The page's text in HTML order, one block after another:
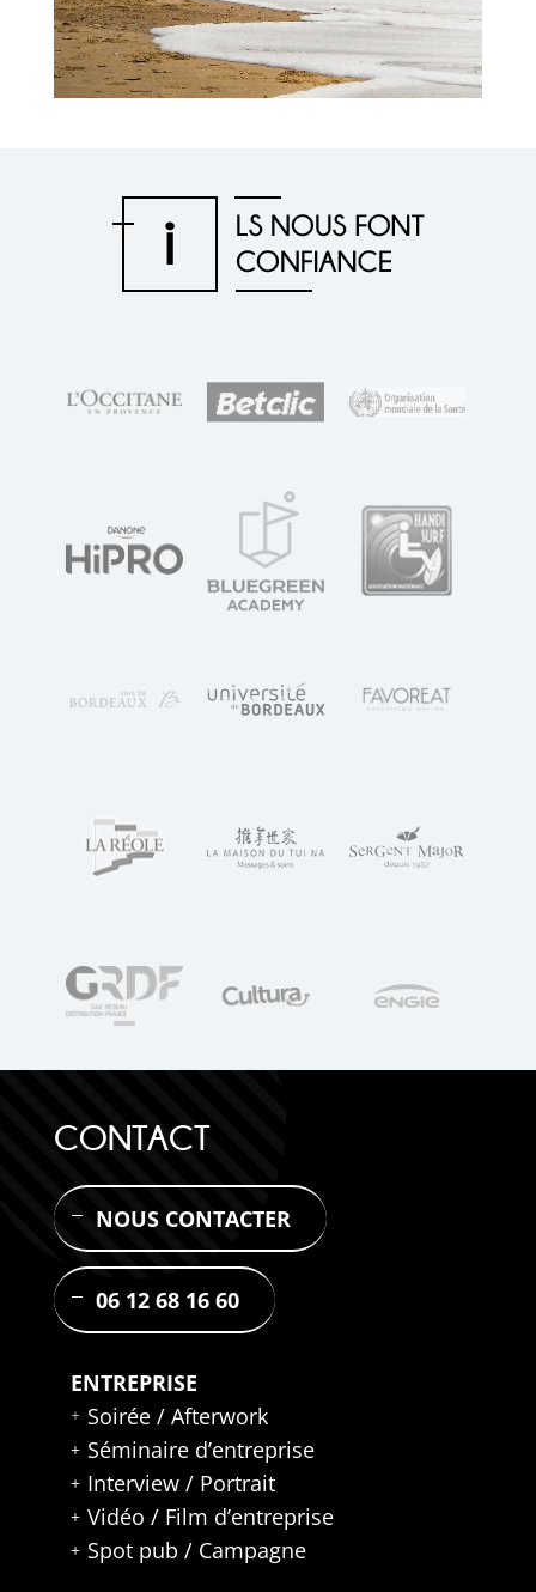
CONTACT
NOUS CONTACTER
06 12 68 16 60
ENTREPRISE
Soirée / Afterwork
Séminaire d’entreprise
Interview / Portrait
Vidéo / Film d’entreprise
Spot pub / Campagne